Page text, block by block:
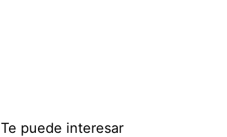
Te puede interesar